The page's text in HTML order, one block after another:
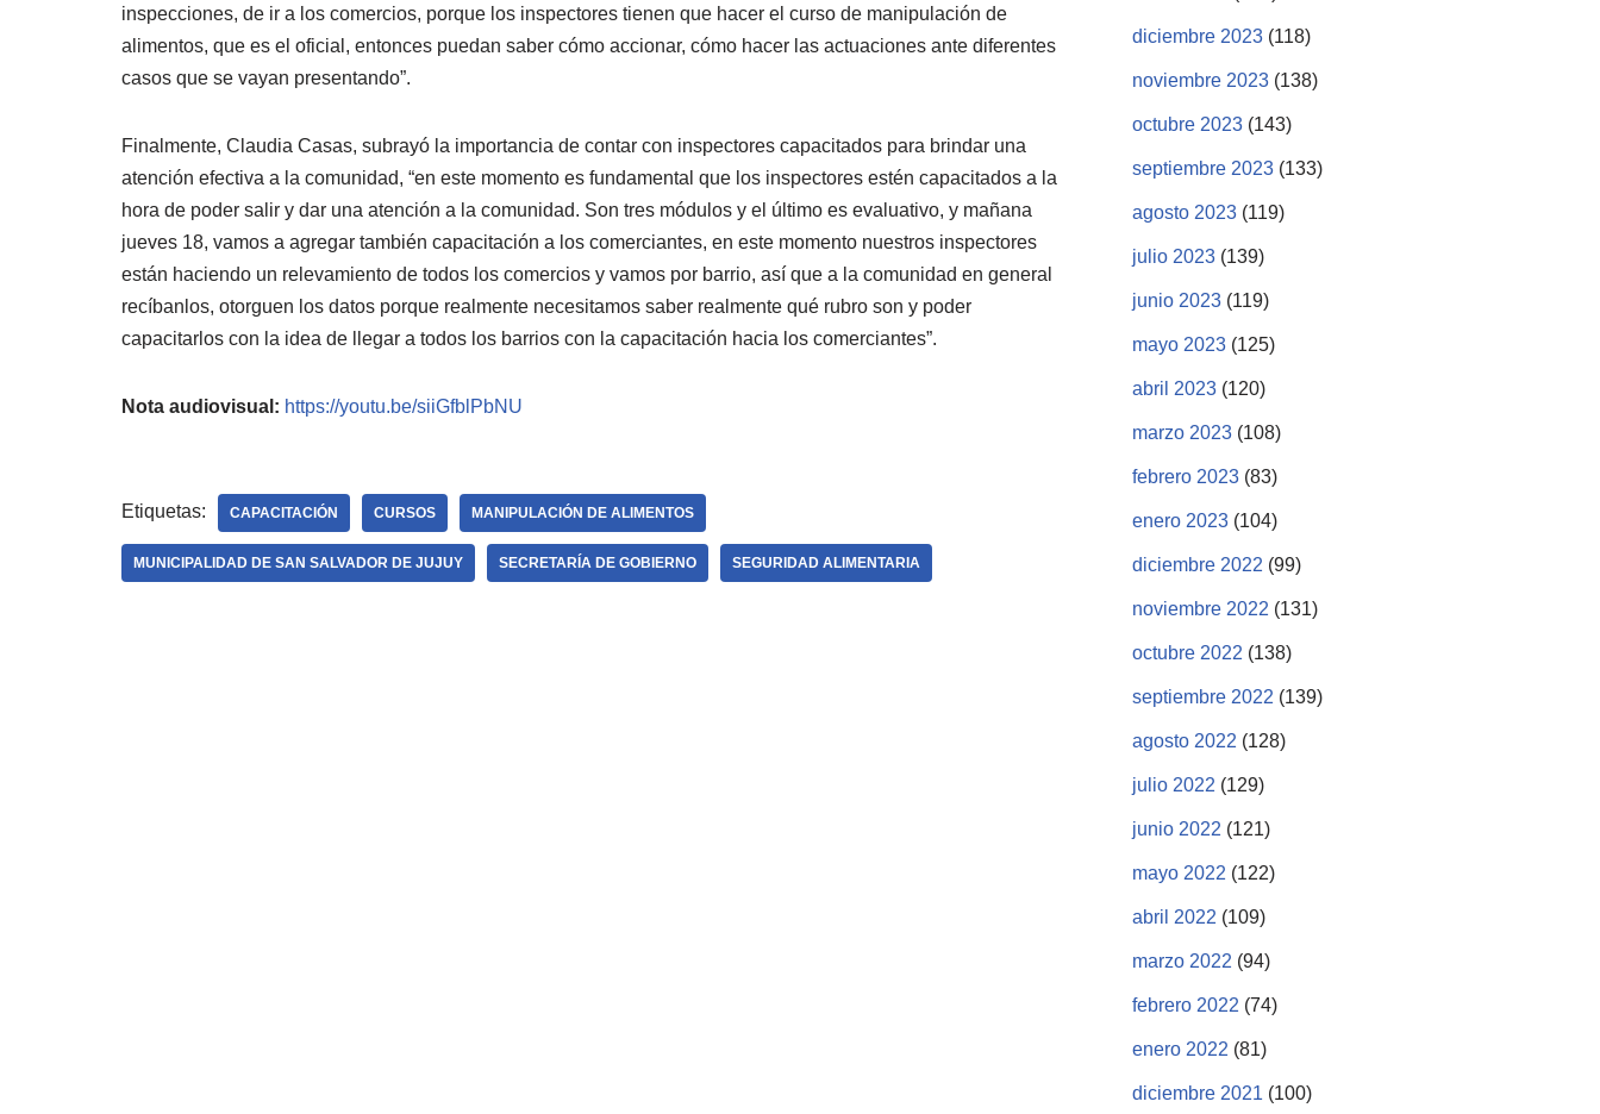
inspecciones, de ir a los comercios, porque los inspectores tienen que hacer el curso de manipulación de
alimentos, que es el oficial, entonces puedan saber cómo accionar, cómo hacer las actuaciones ante diferentes
casos que se vayan presentando”.
Finalmente, Claudia Casas, subrayó la importancia de contar con inspectores capacitados para brindar una
atención efectiva a la comunidad, “en este momento es fundamental que los inspectores estén capacitados a la
hora de poder salir y dar una atención a la comunidad. Son tres módulos y el último es evaluativo, y mañana
jueves 18, vamos a agregar también capacitación a los comerciantes, en este momento nuestros inspectores
están haciendo un relevamiento de todos los comercios y vamos por barrio, así que a la comunidad en general
recíbanlos, otorguen los datos porque realmente necesitamos saber realmente qué rubro son y poder
capacitarlos con la idea de llegar a todos los barrios con la capacitación hacia los comerciantes”.
Nota audiovisual: https://youtu.be/siiGfblPbNU
Etiquetas: CAPACITACIÓN CURSOS MANIPULACIÓN DE ALIMENTOS
MUNICIPALIDAD DE SAN SALVADOR DE JUJUY SECRETARÍA DE GOBIERNO SEGURIDAD ALIMENTARIA
diciembre 2023 (118)
noviembre 2023 (138)
octubre 2023 (143)
septiembre 2023 (133)
agosto 2023 (119)
julio 2023 (139)
junio 2023 (119)
mayo 2023 (125)
abril 2023 (120)
marzo 2023 (108)
febrero 2023 (83)
enero 2023 (104)
diciembre 2022 (99)
noviembre 2022 (131)
octubre 2022 (138)
septiembre 2022 (139)
agosto 2022 (128)
julio 2022 (129)
junio 2022 (121)
mayo 2022 (122)
abril 2022 (109)
marzo 2022 (94)
febrero 2022 (74)
enero 2022 (81)
diciembre 2021 (100)